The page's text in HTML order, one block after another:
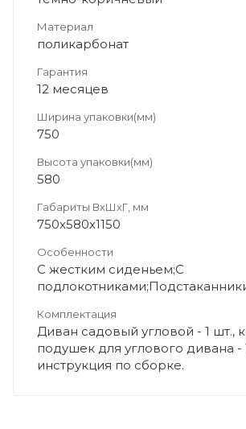
Материал
поликарбонат
Гарантия
12 месяцев
Ширина упаковки(мм)
750
Высота упаковки(мм)
580
Габариты ВхШхГ, мм
750х580х1150
Особенности
С жестким сиденьем;С
Комплектация
Диван садовый угловой - 1 шт.,
подушек для углового дивана -
инструкция по сборке.